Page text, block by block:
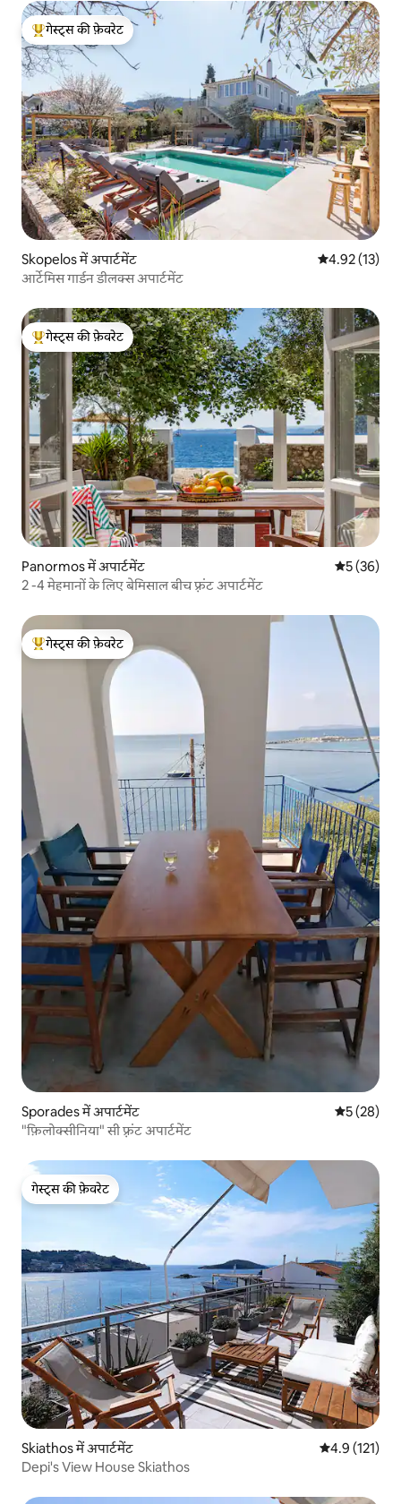
गेस्ट्स का टॉप फ़ेवरेट
गेस्ट्स की फ़ेवरेट
Skopelos में अपार्टमेंट औसत रेटिंग 5 में
4.92 (13)
आर्टेमिस गार्डन डीलक्स अपार्टमेंट
गेस्ट्स का टॉप फ़ेवरेट
गेस्ट्स की फ़ेवरेट
Panormos में अपार्टमेंट औसत रेटिंग
5 (36)
2 -4 मेहमानों के लिए बेमिसाल बीच फ़्रंट अपार्टमेंट
गेस्ट्स का टॉप फ़ेवरेट
गेस्ट्स की फ़ेवरेट
Sporades में अपार्टमेंट औसत रेटिंग
5 (28)
"फ़िलोक्सीनिया" सी फ़्रंट अपार्टमेंट
गेस्ट्स की फ़ेवरेट
गेस्ट्स की फ़ेवरेट
Skiathos में अपार्टमेंट औसत रेटिंग 5 में
4.9 (121)
Depi's View House Skiathos